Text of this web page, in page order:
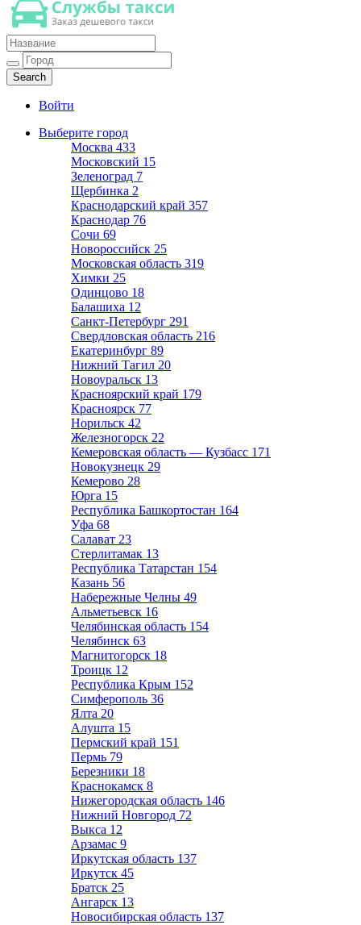
Такси недорогое
Заказ хорошего дешевого такси
Войти
Выберите город
Москва 433
Московский 15
Зеленоград 7
Щербинка 2
Краснодарский край 357
Краснодар 76
Сочи 69
Новороссийск 25
Московская область 319
Химки 25
Одинцово 18
Балашиха 12
Санкт-Петербург 291
Свердловская область 216
Екатеринбург 89
Нижний Тагил 20
Новоуральск 13
Красноярский край 179
Красноярск 77
Норильск 42
Железногорск 22
Кемеровская область — Кузбасс 171
Новокузнецк 29
Кемерово 28
Юрга 15
Республика Башкортостан 164
Уфа 68
Салават 23
Стерлитамак 13
Республика Татарстан 154
Казань 56
Набережные Челны 49
Альметьевск 16
Челябинская область 154
Челябинск 63
Магнитогорск 18
Троицк 12
Республика Крым 152
Симферополь 36
Ялта 20
Алушта 15
Пермский край 151
Пермь 79
Березники 18
Краснокамск 8
Нижегородская область 146
Нижний Новгород 72
Выкса 12
Арзамас 9
Иркутская область 137
Иркутск 45
Братск 25
Ангарск 13
Новосибирская область 137